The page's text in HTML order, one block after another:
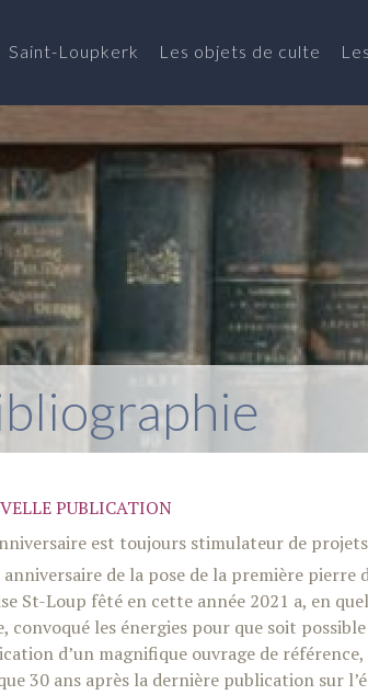
Saint-Loupkerk Les objets de culte
PUBLICATION
est toujours stimulateur de
anniversaire de la pose de la première pierre
St-Loup fêté en cette année 2021 a, en
convoqué les énergies pour que soit
d’un magnifique ouvrage de référence,
30 ans après la dernière publication sur